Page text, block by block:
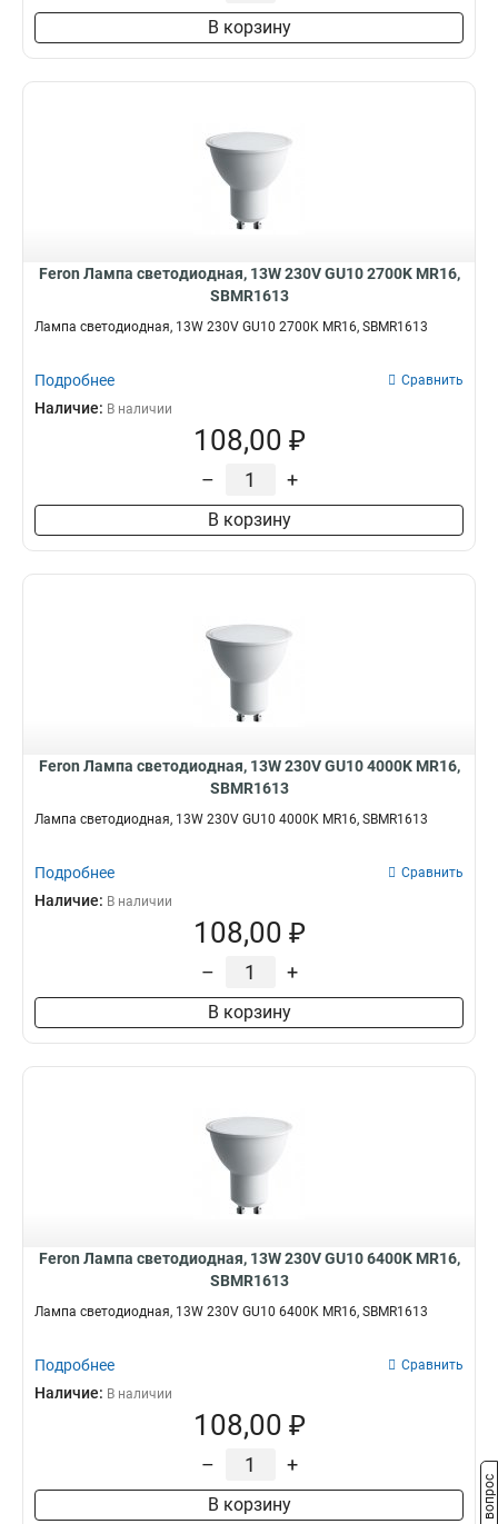
В корзину
Feron Лампа светодиодная, 13W 230V GU10 2700K MR16,
SBMR1613
Лампа светодиодная, 13W 230V GU10 2700K MR16, SBMR1613
Подробнее Сравнить
Наличие: В наличии
108,00 ₽
– +
В корзину
Feron Лампа светодиодная, 13W 230V GU10 4000K MR16,
SBMR1613
Лампа светодиодная, 13W 230V GU10 4000K MR16, SBMR1613
Подробнее Сравнить
Наличие: В наличии
108,00 ₽
– +
В корзину
Feron Лампа светодиодная, 13W 230V GU10 6400K MR16,
SBMR1613
Лампа светодиодная, 13W 230V GU10 6400K MR16, SBMR1613
Подробнее Сравнить
Наличие: В наличии
108,00 ₽
– +
В корзину